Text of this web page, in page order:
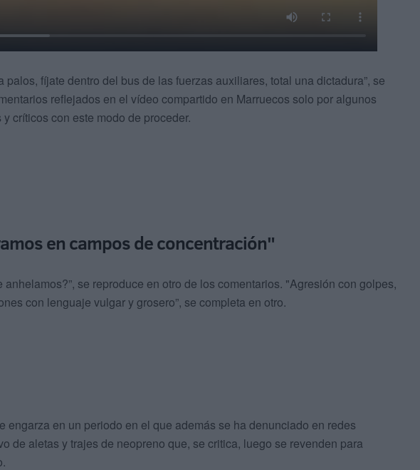
palos, fíjate dentro del bus de las fuerzas auxiliares, total una dictadura”, se
reflejados en el vídeo compartido en Marruecos solo por algunos
críticos con este modo de proceder.
en campos de concentración"
anhelamos?”, se reproduce en otro de los comentarios. "Agresión con golpes,
con lenguaje vulgar y grosero”, se completa en otro.
engarza en un periodo en el que además se ha denunciado en redes
de aletas y trajes de neopreno que, se critica, luego se revenden para